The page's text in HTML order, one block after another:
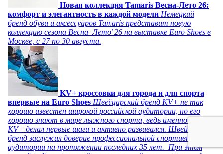
Новая коллекция Tamaris Весна-Лето 26:
комфорт и элегантность в каждой модели Немецкий
бренд обуви и аксессуаров Tamaris представит новую
коллекцию сезона Весна–Лето’ 26 на выставке Euro Shoes в
Москве, с 27 по 30 августа.
KV+ кроссовки для города и для спорта
впервые на Euro Shoes Швейцарский бренд KV+ не так
хорошо известен широкой российской аудитории, но его
хорошо знают в мире лыжного спорта, ведь именно там
KV+ делал первые шаги и активно развивался. Швейцарский
бренд заслужил доверие профессиональной спортивной
аудитории на протяжении последних 35 лет. При этом